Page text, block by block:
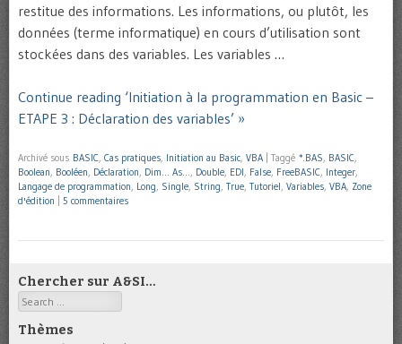
restitue des informations. Les informations, ou plutôt, les
données (terme informatique) en cours d’utilisation sont
stockées dans des variables. Les variables …
Continue reading ‘Initiation à la programmation en Basic –
ETAPE 3 : Déclaration des variables’ »
Archivé sous BASIC, Cas pratiques, Initiation au Basic, VBA Taggé *.BAS, BASIC,
Boolean, Booléen, Déclaration, Dim… As…, Double, EDI, False, FreeBASIC, Integer,
Langage de programmation, Long, Single, String, True, Tutoriel, Variables, VBA, Zone
d'édition
5 commentaires
Chercher sur A&SI…
Search
Thèmes